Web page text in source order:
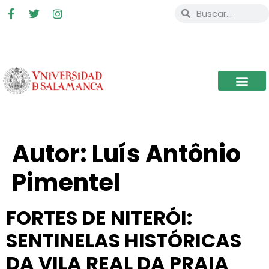
Autor: Luís Antônio
Pimentel
FORTES DE NITERÓI:
SENTINELAS HISTÓRICAS
DA VILA REAL DA PRAIA